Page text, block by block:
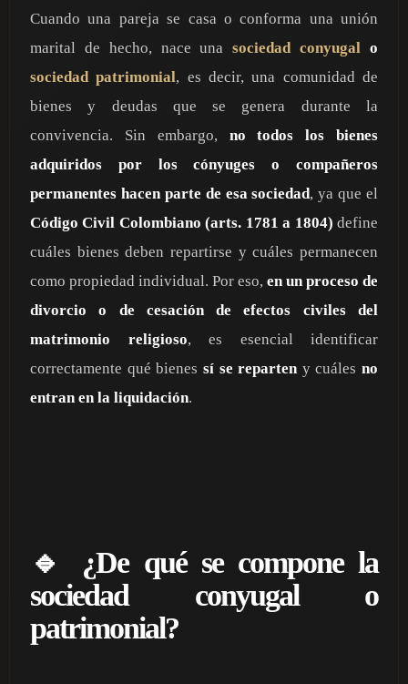
Cuando una pareja se casa o conforma una unión
marital de hecho, nace unasociedad conyugal o
sociedad patrimonial, es decir, una comunidad de
bienes y deudas que se genera durante la
convivencia. Sin embargo, no todos los bienes
adquiridos por los cónyuges o compañeros
permanentes hacen parte de esa sociedad, ya que el
Código Civil Colombiano (arts. 1781 a 1804) define
cuáles bienes deben repartirse y cuáles permanecen
como propiedad individual. Por eso, en un proceso de
divorcio o de cesación de efectos civiles del
matrimonio religioso, es esencial identificar
correctamente qué bienes sí se reparteny cuáles no
entran en la liquidación.
🔹 ¿De qué se compone la
sociedad conyugal o
patrimonial?